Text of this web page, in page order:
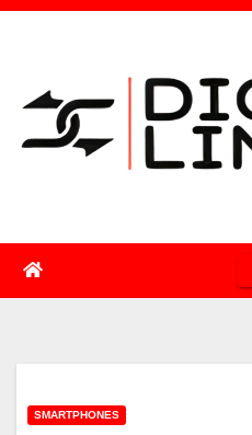
Saltar
SMARTPHONES